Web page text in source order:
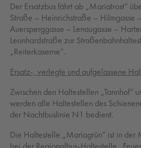
Der Ersatzbus fährt ab „Mariatrost“
Straße – Heinrichstraße – Hilmgasse
Auersperggasse – Lenaugasse –
Leonhardstraße zur
„Reiterkaserne“.
Ersatz-, verlegte und aufgelassene
Zwischen den Haltestellen „Tannhof“
werden alle Haltestellen des
der Nachtbuslinie N1 bedient.
Die Haltestelle „Mariagrün“ ist in der